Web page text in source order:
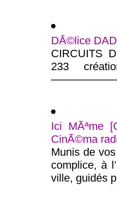
DÃ©lice
CIRCUITS
233
Ici MÃªme
CinÃ©ma
Munis de
complice, à
ville, guidés